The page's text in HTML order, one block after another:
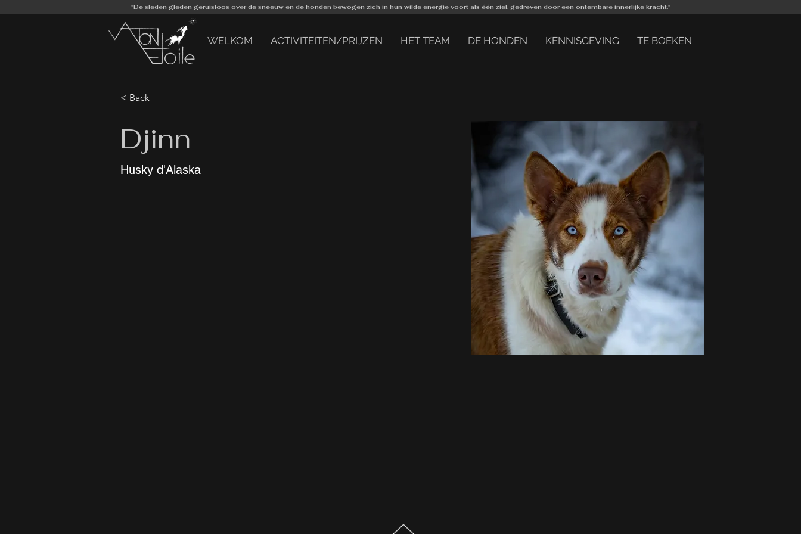
"De sleden gleden geruisloos over de sneeuw en de honden bewogen zich in hun wilde energie voort als één ziel, gedreven door een ontembare innerlijke kracht."
WELKOM ACTIVITEITEN/PRIJZEN HET TEAM DE HONDEN KENNISGEVING TE BOEKEN
< Back
Djinn
Husky d'Alaska